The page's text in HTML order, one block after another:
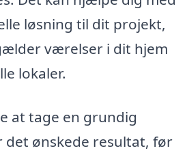
løsning til dit projekt,
værelser i dit hjem
lokaler.
at tage en grundig
det ønskede resultat, før